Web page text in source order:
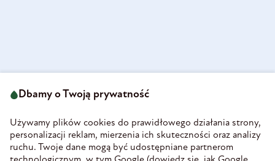
58-160 Świebodzice
REGON 890213034
INFORMACJE
Dbamy o Twoją prywatność
Używamy plików cookies do prawidłowego działania strony,
personalizacji reklam, mierzenia ich skuteczności oraz analizy
ruchu. Twoje dane mogą być udostępniane partnerom